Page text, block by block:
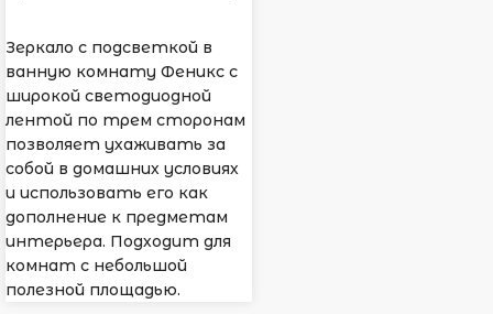
Зеркало с подсветкой в
ванную комнату Феникс с
широкой светодиодной
лентой по трем сторонам
позволяет ухаживать за
собой в домашних условиях
и использовать его как
дополнение к предметам
интерьера. Подходит для
комнат с небольшой
полезной площадью.